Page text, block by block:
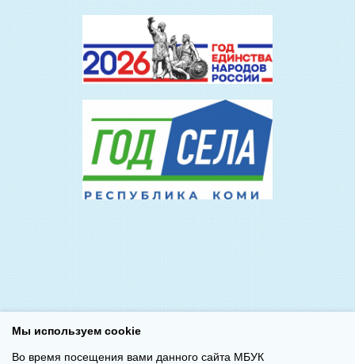
Мы используем cookie
Во время посещения вами данного сайта МБУК